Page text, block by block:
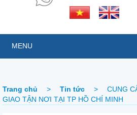
MENU
Trang chủ > Tin tức >
CUNG
GIAO TẬN NƠI TẠI TP HỒ CHÍ MINH